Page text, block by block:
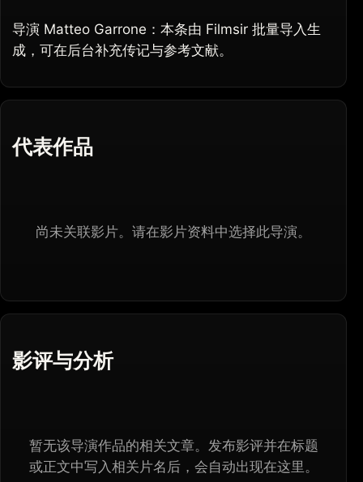
导演 Matteo Garrone：本条由 Filmsir 批量导入生
成，可在后台补充传记与参考文献。
代表作品
尚未关联影片。请在影片资料中选择此导演。
影评与分析
暂无该导演作品的相关文章。发布影评并在标题
或正文中写入相关片名后，会自动出现在这里。